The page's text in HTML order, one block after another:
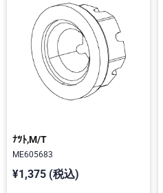
ﾅﾂﾄ,M/T
ME605683
¥1,375 (税込)